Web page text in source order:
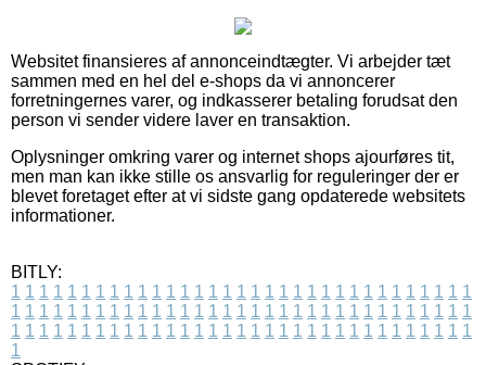
Websitet finansieres af annonceindtægter. Vi arbejder tæt
sammen med en hel del e-shops da vi annoncerer
forretningernes varer, og indkasserer betaling forudsat den
person vi sender videre laver en transaktion.
Oplysninger omkring varer og internet shops ajourføres tit,
men man kan ikke stille os ansvarlig for reguleringer der er
blevet foretaget efter at vi sidste gang opdaterede websitets
informationer.
BITLY:
1 1 1 1 1 1 1 1 1 1 1 1 1 1 1 1 1 1 1 1 1 1 1 1 1 1 1 1 1 1 1 1 1
1 1 1 1 1 1 1 1 1 1 1 1 1 1 1 1 1 1 1 1 1 1 1 1 1 1 1 1 1 1 1 1 1
1 1 1 1 1 1 1 1 1 1 1 1 1 1 1 1 1 1 1 1 1 1 1 1 1 1 1 1 1 1 1 1 1
1